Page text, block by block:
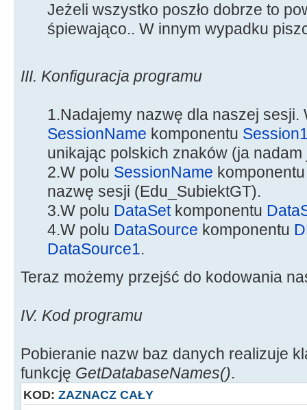
Jeżeli wszystko poszło dobrze to
śpiewająco.. W innym wypadku
III. Konfiguracja programu
1.Nadajemy nazwę dla naszej sesji.
SessionName komponentu
unikając polskich znaków (ja
2.W polu SessionName
nazwę sesji (Edu_SubiektGT).
3.W polu DataSetkomponentu
4.W polu DataSource komponentu
DataSource1.
Teraz możemy przejść do kodowania
IV. Kod programu
Pobieranie nazw baz danych realizuje
funkcję GetDatabaseNames().
KOD: ZAZNACZ CAŁY